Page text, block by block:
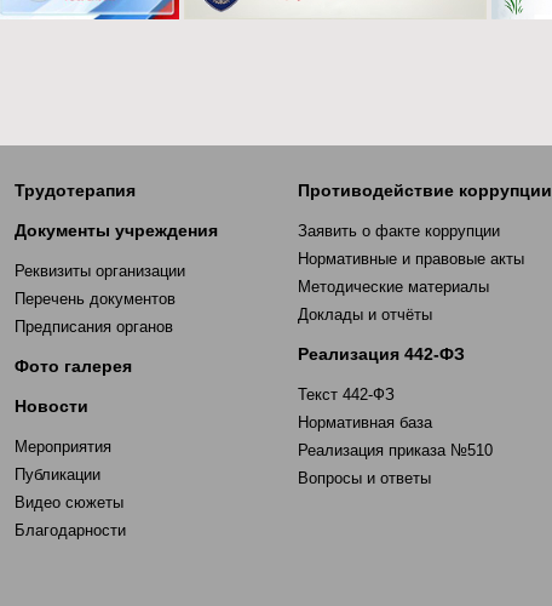
Трудотерапия
Документы учреждения
Реквизиты организации
Перечень документов
Предписания органов
Фото галерея
Новости
Мероприятия
Публикации
Видео сюжеты
Благодарности
Противодействие коррупции
Заявить о факте коррупции
Нормативные и правовые акты
Методические материалы
Доклады и отчёты
Реализация 442-ФЗ
Текст 442-ФЗ
Нормативная база
Реализация приказа №510
Вопросы и ответы